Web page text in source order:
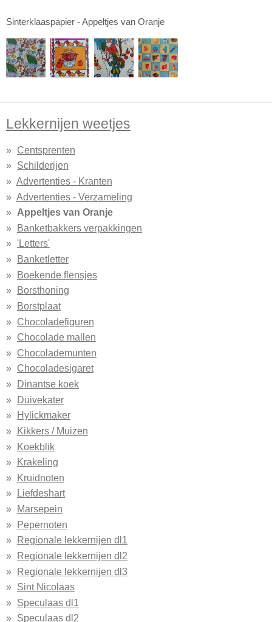
Sinterklaaspapier - Appeltjes van Oranje
Lekkernijen weetjes
Centsprenten
Schilderijen
Advertenties - Kranten
Advertenties - Verzameling
Appeltjes van Oranje
Banketbakkers verpakkingen
'Letters'
Banketletter
Boekende flensjes
Borsthoning
Borstplaat
Chocoladefiguren
Chocolade mallen
Chocolademunten
Chocoladesigaret
Dinantse koek
Duivekater
Hylickmaker
Kikkers / Muizen
Koekblik
Krakeling
Kruidnoten
Liefdeshart
Marsepein
Pepernoten
Regionale lekkernijen dl1
Regionale lekkernijen dl2
Regionale lekkernijen dl3
Sint Nicolaas
Speculaas dl1
Speculaas dl2